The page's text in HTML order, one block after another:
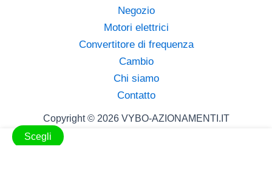
Negozio
Motori elettrici
Convertitore di frequenza
Cambio
Chi siamo
Contatto
Copyright © 2026 VYBO-AZIONAMENTI.IT
Scegli